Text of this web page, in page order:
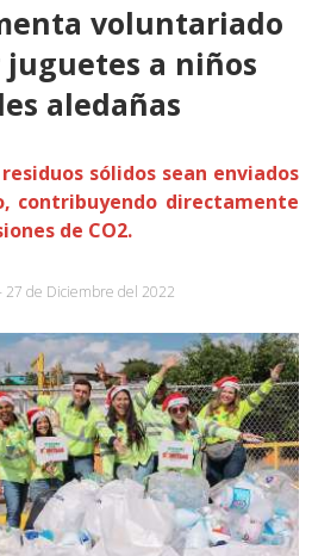
voluntariado
a niños
aledañas
sólidos sean enviados
contribuyendo directamente
de CO2.
27 de Diciembre del 2022